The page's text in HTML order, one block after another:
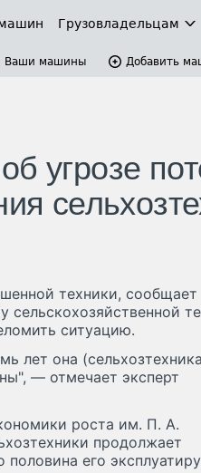
Грузовладельцам
Ваши машины Добавить
угрозе
техники, сообщает
сельскохозяйственной
ситуацию.
лет она
— отмечает эксперт
роста им. П. А.
продолжает
его